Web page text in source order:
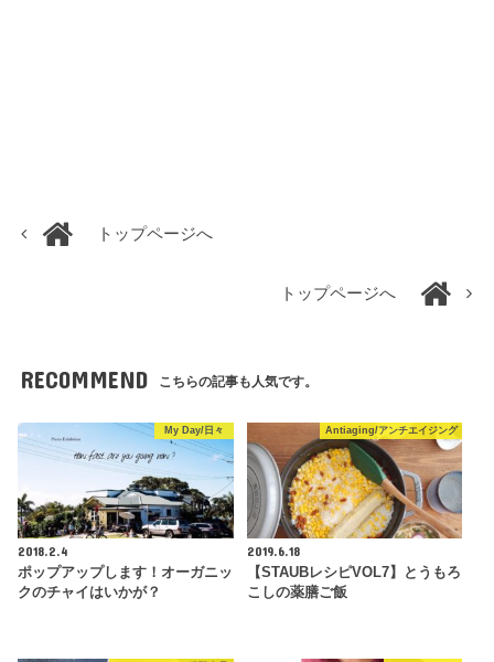
トップページへ
トップページへ
RECOMMEND こちらの記事も人気です。
My Day/日々
2018.2.4
ポップアップします！オーガニッ
クのチャイはいかが？
Antiaging/アンチエイジング
2019.6.18
【STAUBレシピVOL7】とうもろ
こしの薬膳ご飯